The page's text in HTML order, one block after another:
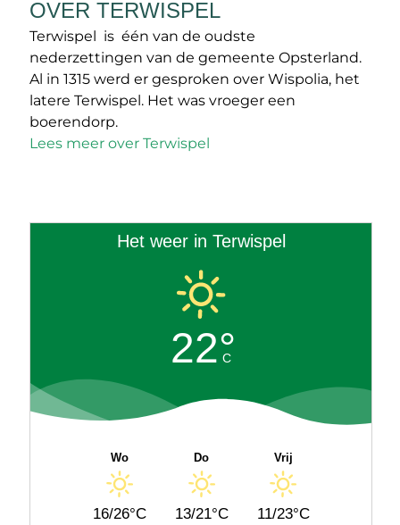
OVER TERWISPEL
Terwispel is één van de oudste
nederzettingen van de gemeente Opsterland.
Al in 1315 werd er gesproken over Wispolia, het
latere Terwispel. Het was vroeger een
boerendorp.
Lees meer over Terwispel
Het weer in Terwispel
22°
C
Wo
16/26°C
Do
13/21°C
Vrij
11/23°C